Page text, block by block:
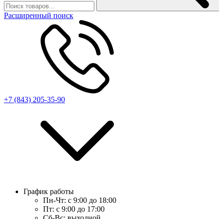
Расширенный поиск
+7 (843) 205-35-90
График работы
Пн-Чт: с 9:00 до 18:00
Пт: с 9:00 до 17:00